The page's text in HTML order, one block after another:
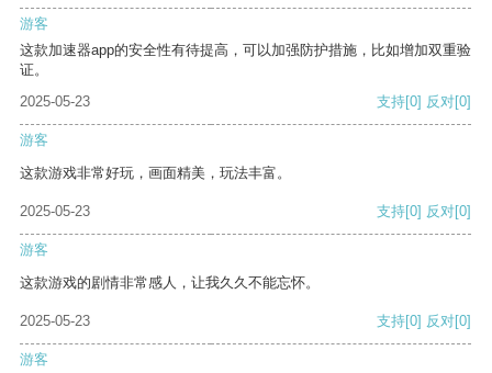
游客
这款加速器app的安全性有待提高，可以加强防护措施，比如增加双重验
证。
2025-05-23
支持[0] 反对[0]
游客
这款游戏非常好玩，画面精美，玩法丰富。
2025-05-23 支持[0] 反对[0]
游客
这款游戏的剧情非常感人，让我久久不能忘怀。
2025-05-23 支持[0] 反对[0]
游客